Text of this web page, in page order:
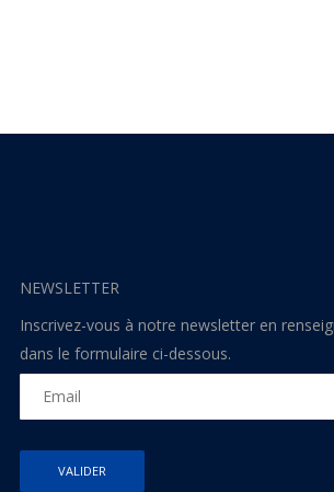
NEWSLETTER
Inscrivez-vous à notre newsletter en
dans le formulaire ci-dessous.